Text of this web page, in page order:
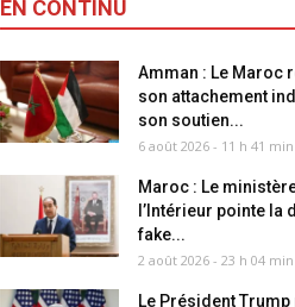
EN CONTINU
Amman : Le Maroc
son attachement
son soutien...
6 août 2026 - 11 h 41 min
Maroc : Le
l’Intérieur pointe la
fake...
2 août 2026 - 23 h 04 min
Le Président